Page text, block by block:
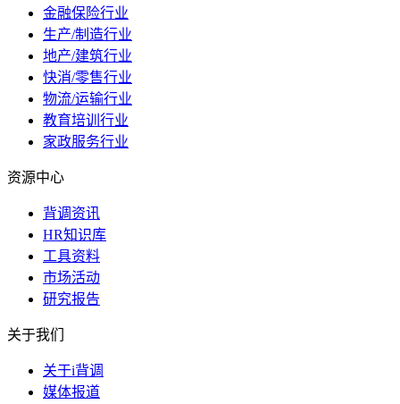
金融保险行业
生产/制造行业
地产/建筑行业
快消/零售行业
物流/运输行业
教育培训行业
家政服务行业
资源中心
背调资讯
HR知识库
工具资料
市场活动
研究报告
关于我们
关于i背调
媒体报道